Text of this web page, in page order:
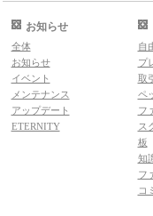
お知らせ
全体
お知らせ
イベント
メンテナンス
アップデート
ETERNITY
自
プ
取
ペ
フ
ス
板
知
フ
コ